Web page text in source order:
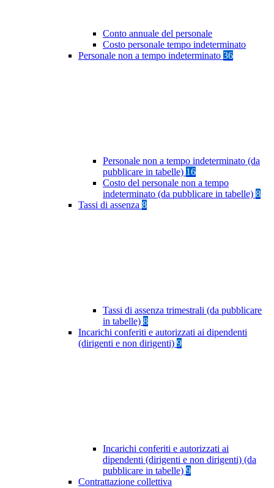
Conto annuale del personale
Costo personale tempo indeterminato
Personale non a tempo indeterminato 36
Personale non a tempo indeterminato (da
pubblicare in tabelle) 16
Costo del personale non a tempo
indeterminato (da pubblicare in tabelle) 8
Tassi di assenza 8
Tassi di assenza trimestrali (da pubblicare
in tabelle) 8
Incarichi conferiti e autorizzati ai dipendenti
(dirigenti e non dirigenti) 9
Incarichi conferiti e autorizzati ai
dipendenti (dirigenti e non dirigenti) (da
pubblicare in tabelle) 9
Contrattazione collettiva